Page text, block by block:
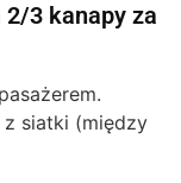
3 kanapy za
z siatki (między